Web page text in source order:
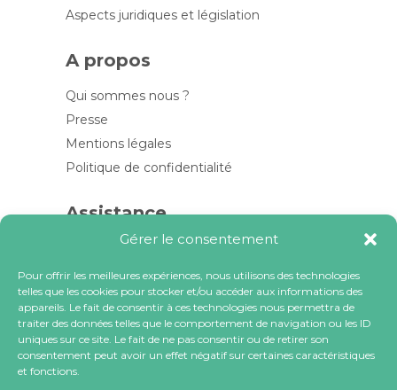
Gérer le consentement
Pour offrir les meilleures expériences, nous utilisons des technologies
telles que les cookies pour stocker et/ou accéder aux informations des
appareils. Le fait de consentir à ces technologies nous permettra de
traiter des données telles que le comportement de navigation ou les ID
uniques sur ce site. Le fait de ne pas consentir ou de retirer son
consentement peut avoir un effet négatif sur certaines caractéristiques
et fonctions.
Aspects juridiques et législation
A propos
Qui sommes nous ?
Presse
Mentions légales
Politique de confidentialité
Assistance
Contactez-nous
FAQ
Blog
Contactez-nous
contact@locacoeur.com